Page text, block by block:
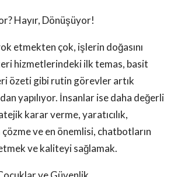
Hayır, Dönüşüyor!
etmekten çok, işlerin doğasını
hizmetlerindeki ilk temas, basit
özeti gibi rutin görevler artık
yapılıyor. İnsanlar ise daha değerli
karar verme, yaratıcılık,
ve en önemlisi, chatbotların
ve kaliteyi sağlamak.